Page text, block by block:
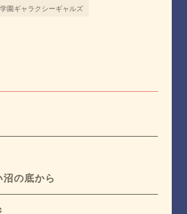
園ギャラクシーギャルズ
沼の底から